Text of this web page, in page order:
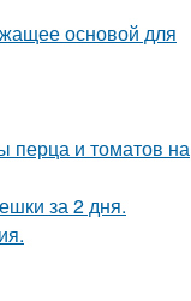
основой для
перца и томатов на
за 2 дня.